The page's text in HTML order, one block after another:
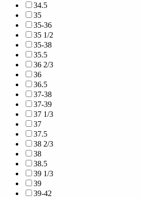
34.5
35
35-36
35 1/2
35-38
35.5
36 2/3
36
36.5
37-38
37-39
37 1/3
37
37.5
38 2/3
38
38.5
39 1/3
39
39-42